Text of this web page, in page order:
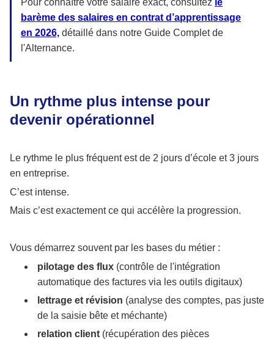
barème des salaires en contrat d’apprentissage
en 2026, détaillé dans notre Guide Complet de
l'Alternance.
Un rythme plus intense pour
devenir opérationnel
Le rythme le plus fréquent est de 2 jours d’école et 3 jours
en entreprise.
C’est intense.
Mais c’est exactement ce qui accélère la progression.
Vous démarrez souvent par les bases du métier :
pilotage des flux (contrôle de l'intégration
automatique des factures via les outils digitaux)
lettrage et révision (analyse des comptes, pas juste
de la saisie bête et méchante)
relation client (récupération des pièces